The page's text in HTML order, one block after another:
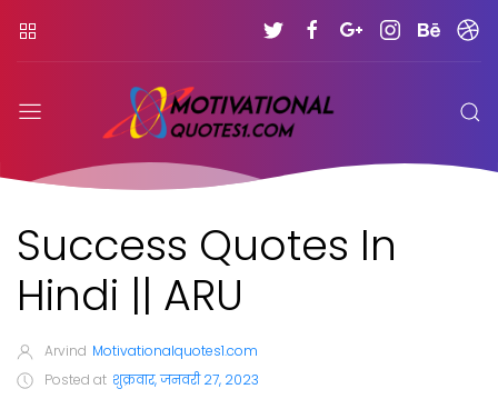
Success Quotes In
Hindi || ARU
Arvind Motivationalquotes1.com
Posted at शुक्रवार, जनवरी 27, 2023